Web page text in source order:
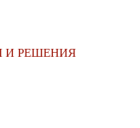
И РЕШЕНИЯ